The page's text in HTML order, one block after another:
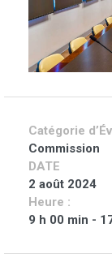
Catégorie
Commission
DATE
2 août 2024
Heure :
9 h 00 min -